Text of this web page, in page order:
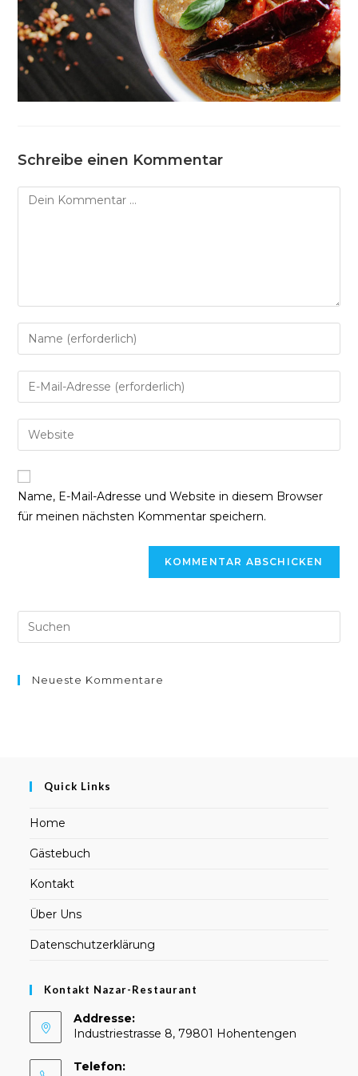
Schreibe einen Kommentar
Kommentar
Gib
deinen
Namen
oder
zum
Kommentieren
ein
Gib
deine
E-
Mail-
zum
Kommentieren
ein
Gib
deine
Website-
Name, E-Mail-Adresse und Website in diesem Browser
für meinen nächsten Kommentar speichern.
Neueste Kommentare
Quick Links
Home
Gästebuch
Kontakt
Über Uns
Datenschutzerklärung
Kontakt Nazar-Restaurant
Addresse:
Industriestrasse 8, 79801 Hohentengen
Telefon: